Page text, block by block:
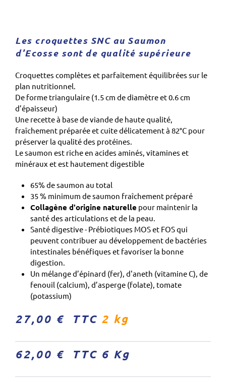
Les croquettes SNC au Saumon
d'Ecosse sont de qualité supérieure
Croquettes complètes et parfaitement équilibrées sur le
plan nutritionnel.
De forme triangulaire (1.5 cm de diamètre et 0.6 cm
d’épaisseur)
Une recette à base de viande de haute qualité,
fraîchement préparée et cuite délicatement à 82°C pour
préserver la qualité des protéines.
Le saumon est riche en acides aminés, vitamines et
minéraux et est hautement digestible
65% de saumon au total
35 % minimum de saumon fraîchement préparé
Collagène d'origine naturelle pour maintenir la
santé des articulations et de la peau.
Santé digestive - Prébiotiques MOS et FOS qui
peuvent contribuer au développement de bactéries
intestinales bénéfiques et favoriser la bonne
digestion.
Un mélange d’épinard (fer), d'aneth (vitamine C), de
fenouil (calcium), d’asperge (folate), tomate
(potassium)
27,00 € TTC 2 kg
62,00 € TTC 6 Kg